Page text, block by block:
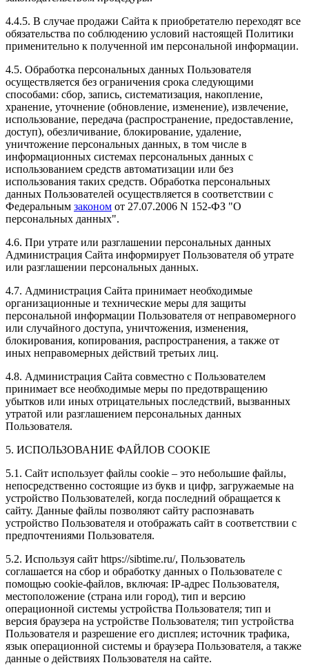
4.4.5. В случае продажи Сайта к приобретателю переходят все
обязательства по соблюдению условий настоящей Политики
применительно к полученной им персональной информации.
4.5. Обработка персональных данных Пользователя
осуществляется без ограничения срока следующими
способами: сбор, запись, систематизация, накопление,
хранение, уточнение (обновление, изменение), извлечение,
использование, передача (распространение, предоставление,
доступ), обезличивание, блокирование, удаление,
уничтожение персональных данных, в том числе в
информационных системах персональных данных с
использованием средств автоматизации или без
использования таких средств. Обработка персональных
данных Пользователей осуществляется в соответствии с
Федеральным законом от 27.07.2006 N 152-ФЗ "О
персональных данных".
4.6. При утрате или разглашении персональных данных
Администрация Сайта информирует Пользователя об утрате
или разглашении персональных данных.
4.7. Администрация Сайта принимает необходимые
организационные и технические меры для защиты
персональной информации Пользователя от неправомерного
или случайного доступа, уничтожения, изменения,
блокирования, копирования, распространения, а также от
иных неправомерных действий третьих лиц.
4.8. Администрация Сайта совместно с Пользователем
принимает все необходимые меры по предотвращению
убытков или иных отрицательных последствий, вызванных
утратой или разглашением персональных данных
Пользователя.
5. ИСПОЛЬЗОВАНИЕ ФАЙЛОВ COOKIE
5.1. Сайт использует файлы cookie – это небольшие файлы,
непосредственно состоящие из букв и цифр, загружаемые на
устройство Пользователей, когда последний обращается к
сайту. Данные файлы позволяют сайту распознавать
устройство Пользователя и отображать сайт в соответствии с
предпочтениями Пользователя.
5.2. Используя сайт https://sibtime.ru/, Пользователь
соглашается на сбор и обработку данных о Пользователе с
помощью cookie-файлов, включая: IP-адрес Пользователя,
местоположение (страна или город), тип и версию
операционной системы устройства Пользователя; тип и
версия браузера на устройстве Пользователя; тип устройства
Пользователя и разрешение его дисплея; источник трафика,
язык операционной системы и браузера Пользователя, а также
данные о действиях Пользователя на сайте.